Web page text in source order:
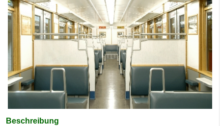
Beschreibung